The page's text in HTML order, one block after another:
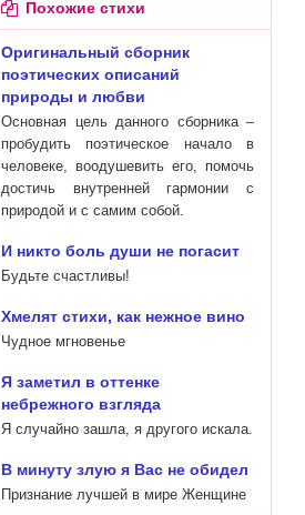
Похожие стихи
Оригинальный сборник
поэтических описаний
природы и любви
Основная цель данного сборника –
пробудить поэтическое начало в
человеке, воодушевить его, помочь
достичь внутренней гармонии с
природой и с самим собой.
И никто боль души не погасит
Будьте счастливы!
Хмелят стихи, как нежное вино
Чудное мгновенье
Я заметил в оттенке
небрежного взгляда
Я случайно зашла, я другого искала.
В минуту злую я Вас не обидел
Признание лучшей в мире Женщине